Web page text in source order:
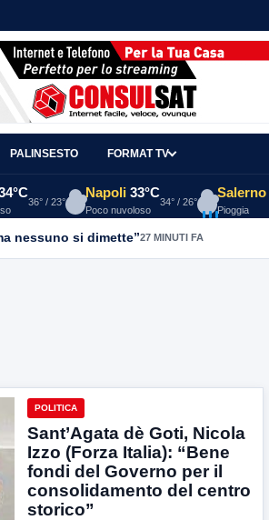
PALINSESTO FORMAT TV
36° / 23°
Napoli 33°C
Poco nuvoloso
34° / 26°
Salerno
Pioggia
nessuno si dimette”27 MINUTI FA
POLITICA
Sant’Agata dè Goti, Nicola
Izzo (Forza Italia): “Bene
fondi del Governo per il
consolidamento del centro
storico”